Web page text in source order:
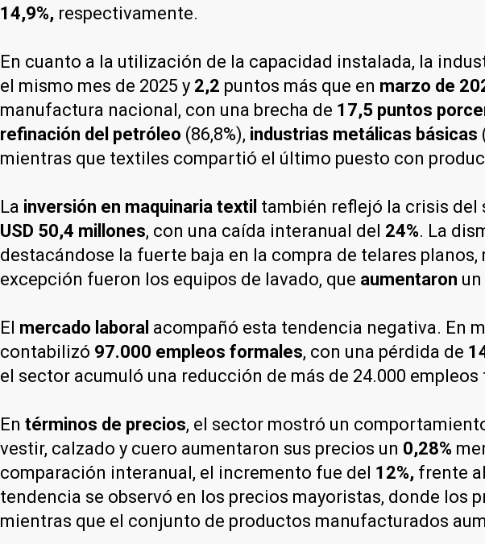
14,9%, respectivamente.
En cuanto a la utilización de la capacidad instalada, la
el mismo mes de 2025 y 2,2 puntos más que en marzo de
manufactura nacional, con una brecha de 17,5 puntos
refinación del petróleo (86,8%), industrias metálicas básicas
mientras que textiles compartió el último puesto con
La inversión en maquinaria textil también reflejó la crisis del
USD 50,4 millones, con una caída interanual del 24%. La
destacándose la fuerte baja en la compra de telares
excepción fueron los equipos de lavado, que aumentaron un
El mercado laboral acompañó esta tendencia negativa. En
contabilizó 97.000 empleos formales, con una pérdida de
el sector acumuló una reducción de más de 24.000
En términos de precios, el sector mostró un
vestir, calzado y cuero aumentaron sus precios un 0,28%
comparación interanual, el incremento fue del 12%, frente al
tendencia se observó en los precios mayoristas, donde los
mientras que el conjunto de productos manufacturados